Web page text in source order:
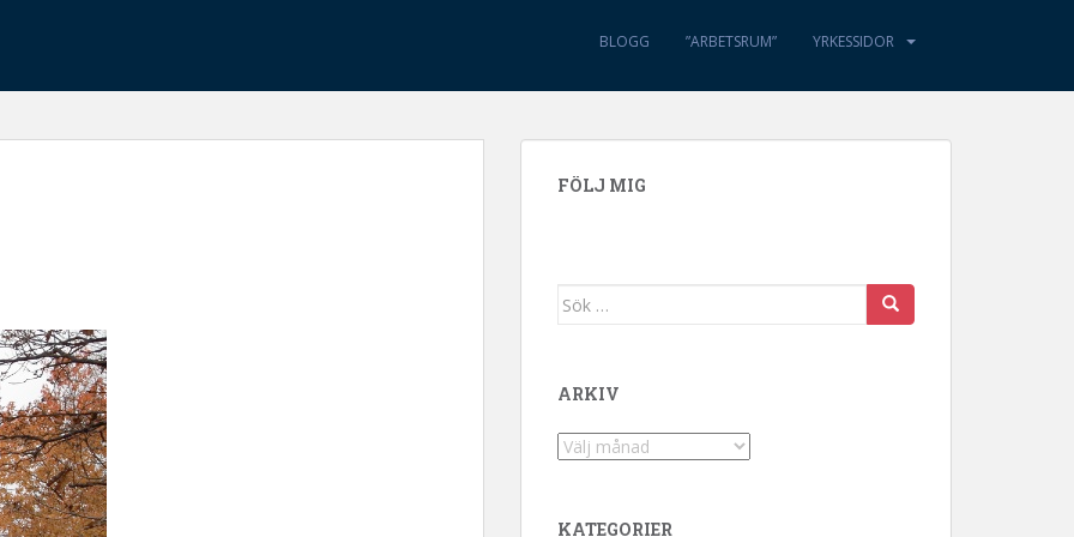
BLOGG ”ARBETSRUM” YRKESSIDOR
FÖLJ MIG
Sök efter:
ARKIV
Arkiv
KATEGORIER